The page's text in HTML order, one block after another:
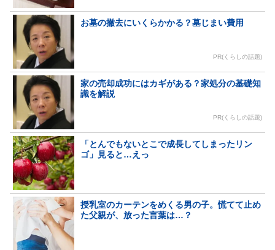
お墓の撤去にいくらかかる？墓じまい費用
PR(くらしの話題)
家の売却成功にはカギがある？家処分の基礎知
識を解説
PR(くらしの話題)
「とんでもないとこで成長してしまったリン
ゴ」見ると…えっ
授乳室のカーテンをめくる男の子。慌てて止め
た父親が、放った言葉は…？